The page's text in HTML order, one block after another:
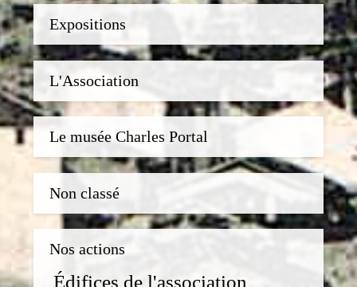
Expositions
L'Association
Le musée Charles Portal
Non classé
Nos actions
Édifices de l'association